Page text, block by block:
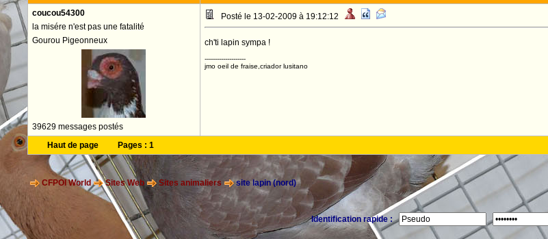
coucou54300
la misére n'est pas une fatalité
Gourou Pigeonneux
39629 messages postés
Posté le 13-02-2009 à 19:12:12
ch'ti lapin sympa !
--------------------
jmo oeil de fraise,criador lusitano
Haut de page Pages : 1
CFPOI World Sites Web Sites animaliers site lapin (nord)
Identification rapide :